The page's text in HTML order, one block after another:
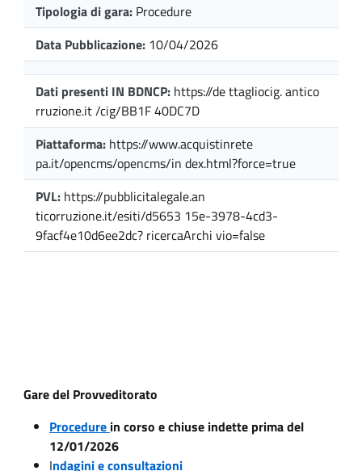
Tipologia di gara: Procedure
Data Pubblicazione: 10/04/2026
Dati presenti IN BDNCP: https://de ttagliocig. antico
rruzione.it /cig/BB1F 40DC7D
Piattaforma: https://www.acquistinrete
pa.it/opencms/opencms/in dex.html?force=true
PVL: https://pubblicitalegale.an
ticorruzione.it/esiti/d5653 15e-3978-4cd3-
9facf4e10d6ee2dc? ricercaArchi vio=false
Gare del Provveditorato
Procedure in corso e chiuse indette prima del
12/01/2026
Indagini e consultazioni